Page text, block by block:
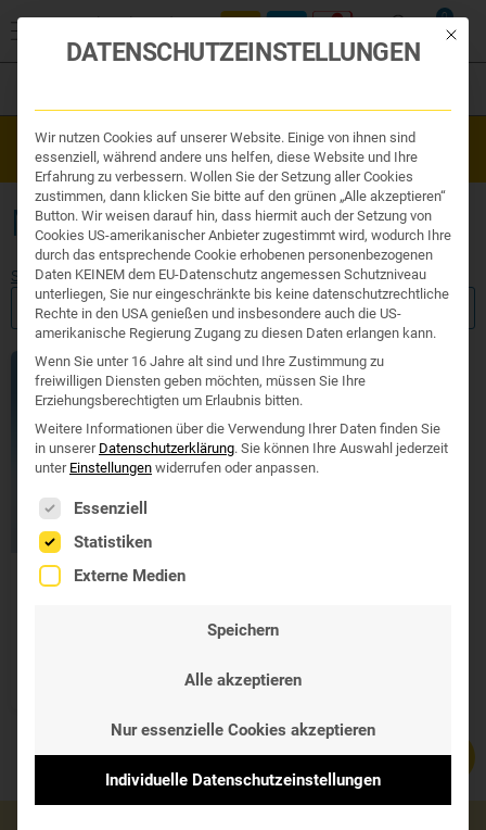
0
Organe & Organ Uhr
Traditionelle Medizin
Nahrungsergänzung
Kosmetik und Hygiene
Ihr Apotheker
Westend Online-Shop: Sicher, schnell und 24/7 für Sie da!
Gratisversand ab €50
MANDELÖL
Start/ Produkte verschlagwortet mit „Mandelöl“
FILTER ANZEIGEN
Bio Mandelöl
Mit
DATENSCHUTZEINSTELLUNGEN
Wir nutzen Cookies auf unserer Website. Einige von ihnen sind
essenziell, während andere uns helfen, diese Website und Ihre
Erfahrung zu verbessern. Wollen Sie der Setzung aller Cookies
zustimmen, dann klicken Sie bitte auf den grünen „Alle akzeptieren“
Button. Wir weisen darauf hin, dass hiermit auch der Setzung von
Cookies US-amerikanischer Anbieter zugestimmt wird, wodurch Ihre
durch das entsprechende Cookie erhobenen personenbezogenen
Daten KEINEM dem EU-Datenschutz angemessen Schutzniveau
unterliegen, Sie nur eingeschränkte bis keine datenschutzrechtliche
Rechte in den USA genießen und insbesondere auch die US-
amerikanische Regierung Zugang zu diesen Daten erlangen kann.
Wenn Sie unter 16 Jahre alt sind und Ihre Zustimmung zu
freiwilligen Diensten geben möchten, müssen Sie Ihre
Erziehungsberechtigten um Erlaubnis bitten.
Weitere Informationen über die Verwendung Ihrer Daten finden Sie
in unserer Datenschutzerklärung. Sie können Ihre Auswahl jederzeit
unter Einstellungen widerrufen oder anpassen.
Es folgt eine Liste der Service-Gruppen, für die eine
Essenziell
Statistiken
Externe Medien
Speichern
Alle akzeptieren
Nur essenzielle Cookies akzeptieren
Individuelle Datenschutzeinstellungen